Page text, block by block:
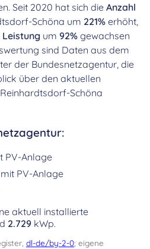
Seit 2020 hat sich die Anzahl
Schöna um 221% erhöht,
um 92% gewachsen
sind Daten aus dem
der Bundesnetzagentur, die
über den aktuellen
Schöna
PV-Anlage
PV-Anlage
aktuell installierte
2.729 kWp.
dl-de/by-2-0; eigene